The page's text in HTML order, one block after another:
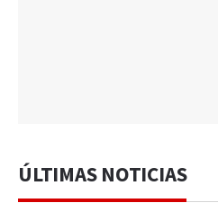
ÚLTIMAS NOTICIAS